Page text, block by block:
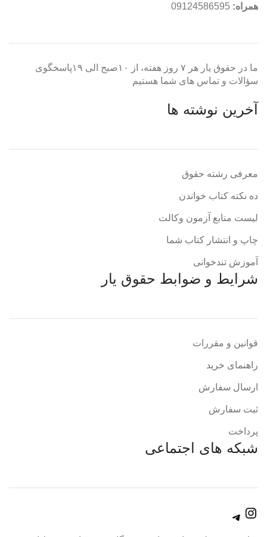
همراه:
ما در حقوق یار هر ۷ روز هفته، از ۱۰صبح الی ۱۹پاسخگوی
سؤالات و تماس های شما هستیم
آخرین نوشته ها
معرفی رشته حقوق
ده نکته کتاب خواندن
لیست منابع آزمون وکالت
چاپ و انتشار کتاب شما
آموزش تندخوانی
شرایط و ضوابط حقوق یار
قوانین و مقررات
راهنمای خرید
ارسال سفارش
ثبت سفارش
پرداخت
شبکه های اجتماعی